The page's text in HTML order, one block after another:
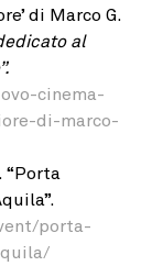
di Marco G.
al
cinema-
di-marco-
“Porta
porta-